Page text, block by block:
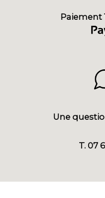
Paiement
Une
T. 07